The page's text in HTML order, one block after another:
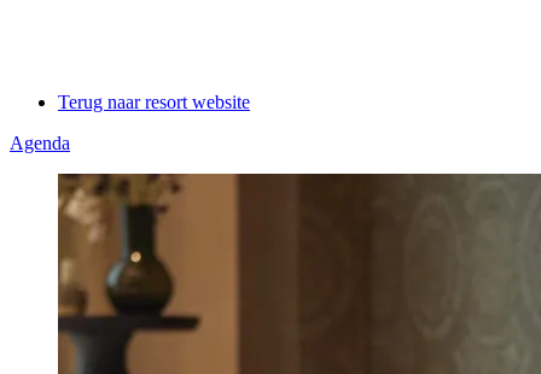
Terug naar resort website
Agenda